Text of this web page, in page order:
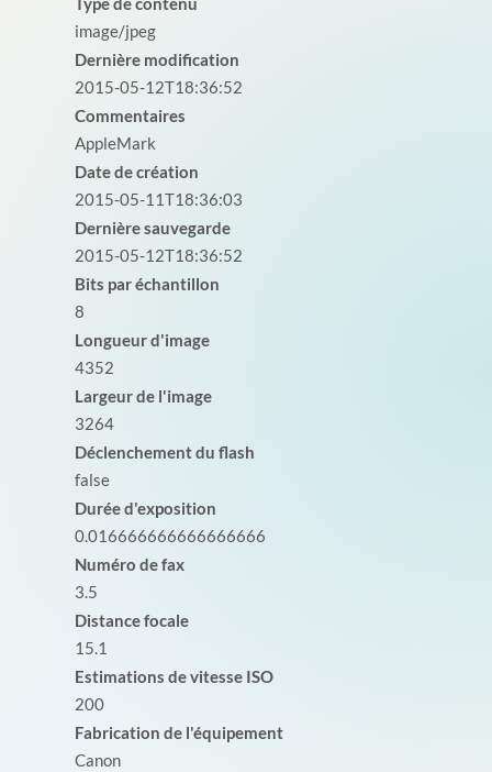
image/jpeg
Dernière modification
2015-05-12T18:36:52
Commentaires
AppleMark
Date de création
2015-05-11T18:36:03
Dernière sauvegarde
2015-05-12T18:36:52
Bits par échantillon
8
Longueur d'image
4352
Largeur de l'image
3264
Déclenchement du flash
false
Durée d'exposition
0.016666666666666666
Numéro de fax
3.5
Distance focale
15.1
Estimations de vitesse ISO
200
Fabrication de l'équipement
Canon